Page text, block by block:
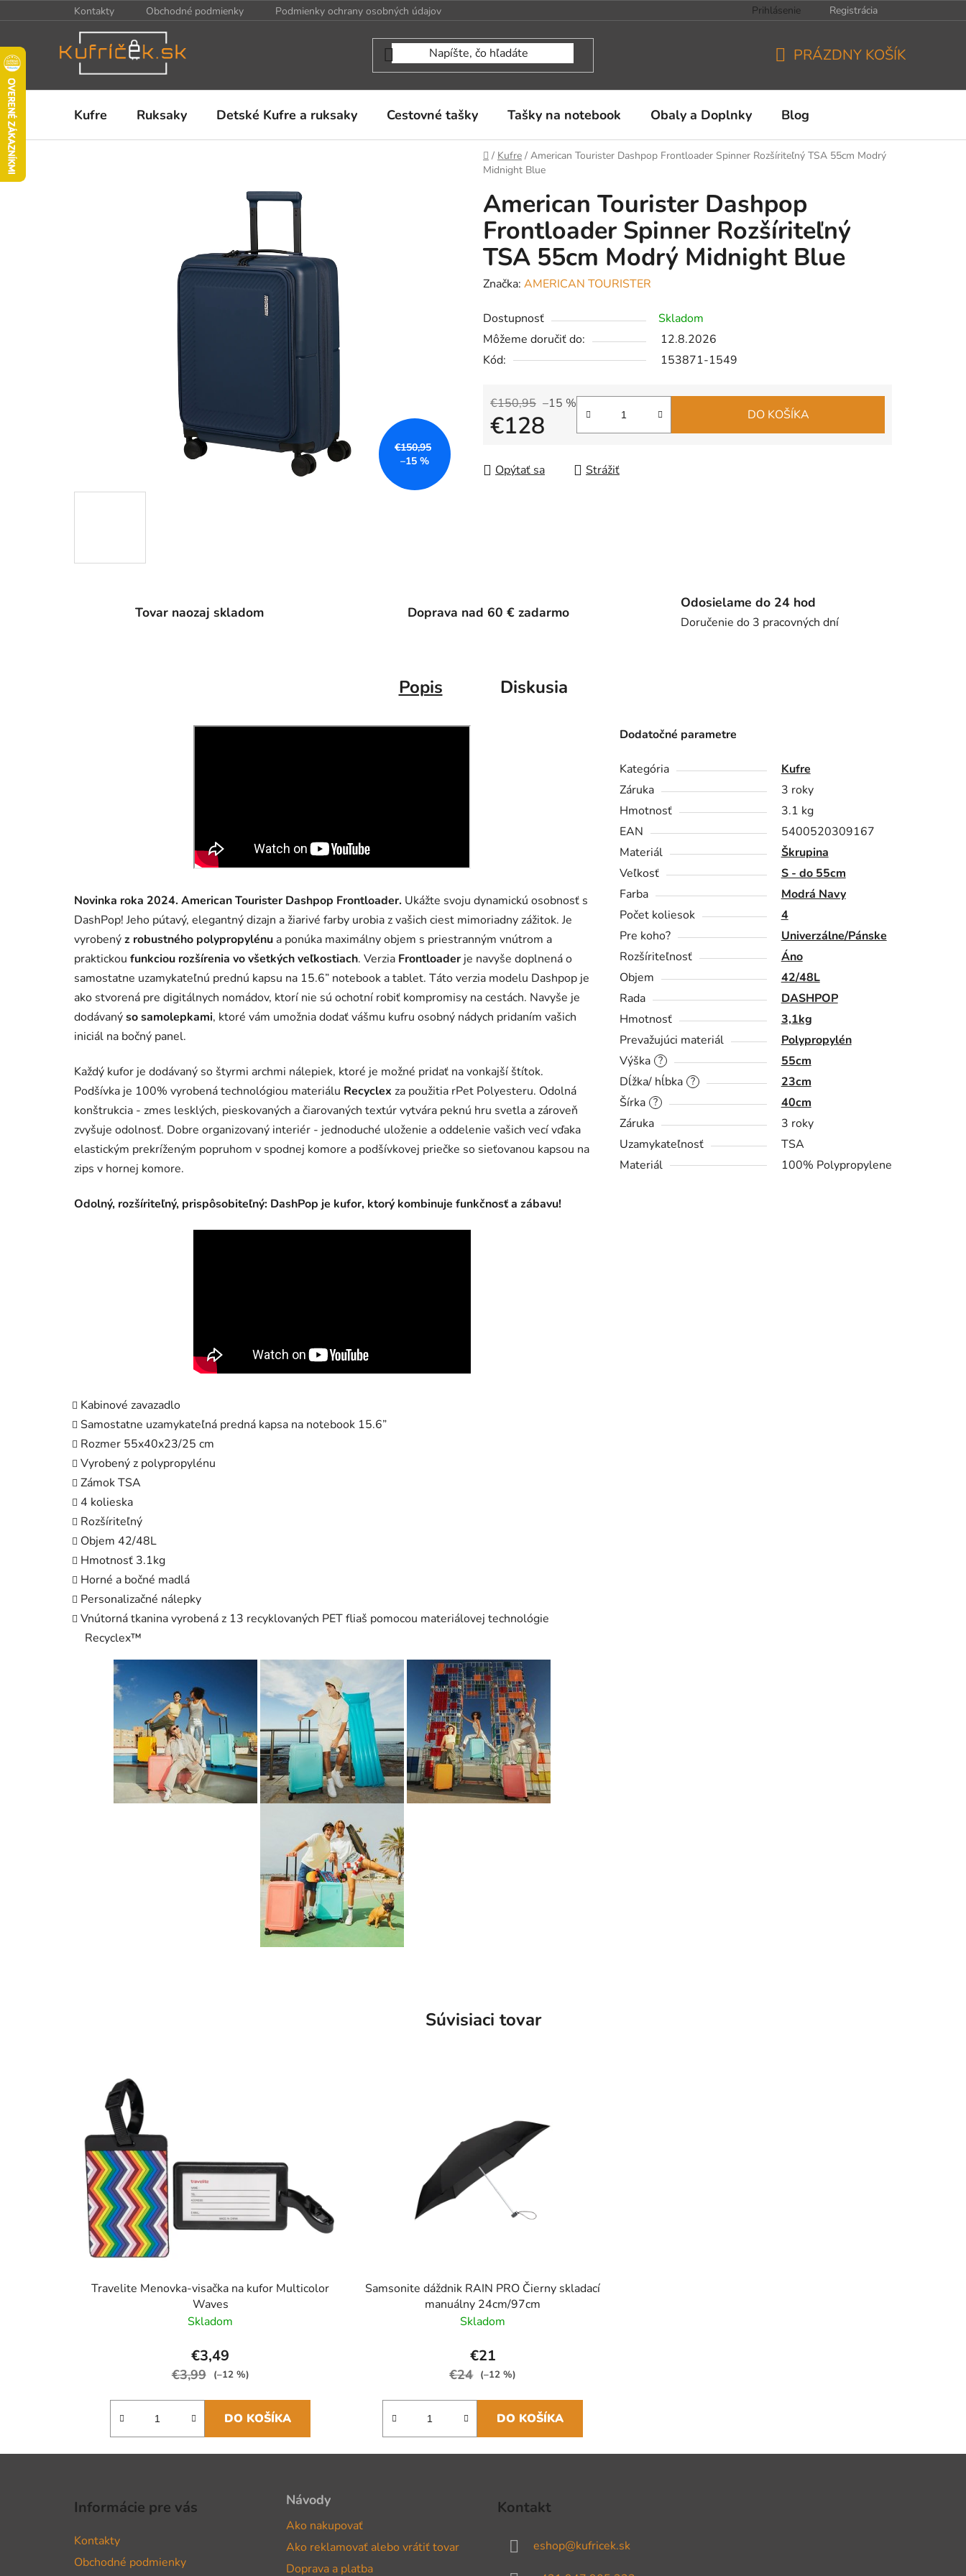
na
Kontakty Obchodné podmienky Podmienky ochrany osobných údajov Prihlásenie Registrácia
KOŠÍK
PRÁZDNY KOŠÍK
Kufre Ruksaky Detské Kufre a ruksaky Cestovné tašky Tašky na notebook Obaly a Doplnky Blog
Domov
/ Kufre / American Tourister Dashpop Frontloader Spinner Rozšíriteľný TSA 55cm Modrý
Midnight Blue
American Tourister Dashpop
Frontloader Spinner Rozšíriteľný
TSA 55cm Modrý Midnight Blue
Značka: AMERICAN TOURISTER
Dostupnosť
Skladom
Môžeme doručiť do:
12.8.2026
Kód:
153871-1549
€150,95 –15 %
€128 DO KOŠÍKA
Opýtať sa Strážiť
€150,95
–15 %
Tovar naozaj skladom Doprava nad 60 € zadarmo
Odosielame do 24 hod
Doručenie do 3 pracovných dní
Popis Diskusia
Novinka roka 2024. American Tourister Dashpop Frontloader. Ukážte svoju dynamickú osobnosť s
DashPop! Jeho pútavý, elegantný dizajn a žiarivé farby urobia z vašich ciest mimoriadny zážitok. Je
vyrobenýz robustného polypropylénu a ponúka maximálny objem s priestranným vnútrom a
praktickou funkciou rozšírenia vo všetkých veľkostiach. Verzia Frontloader je navyše doplnená o
samostatne uzamykateľnú prednú kapsu na 15.6” notebook a tablet. Táto verzia modelu Dashpop je
ako stvorená pre digitálnych nomádov, ktorí nie sú ochotní robiť kompromisy na cestách. Navyše je
dodávanýso samolepkami, ktoré vám umožnia dodať vášmu kufru osobný nádych pridaním vašich
iniciál na bočný panel.
Každý kufor je dodávaný so štyrmi archmi nálepiek, ktoré je možné pridať na vonkajší štítok.
Podšívka je 100% vyrobená technológiou materiálu Recyclex za použitia rPet Polyesteru. Odolná
konštrukcia - zmes lesklých, pieskovaných a čiarovaných textúr vytvára peknú hru svetla a zároveň
zvyšuje odolnosť. Dobre organizovaný interiér - jednoduché uloženie a oddelenie vašich vecí vďaka
elastickým prekríženým popruhom v spodnej komore a podšívkovej priečke so sieťovanou kapsou na
zips v hornej komore.
Odolný, rozšíriteľný, prispôsobiteľný: DashPop je kufor, ktorý kombinuje funkčnosť a zábavu!
Kabinové zavazadlo
Samostatne uzamykateľná predná kapsa na notebook 15.6”
Rozmer 55x40x23/25 cm
Vyrobený z polypropylénu
Zámok TSA
4 kolieska
Rozšíriteľný
Objem 42/48L
Hmotnosť 3.1kg
Horné a bočné madlá
Personalizačné nálepky
Vnútorná tkanina vyrobená z 13 recyklovaných PET fliaš pomocou materiálovej technológie
Recyclex™
Dodatočné parametre
Kategória
Kufre
Záruka
3 roky
Hmotnosť
3.1 kg
EAN
5400520309167
Materiál
Škrupina
Veľkosť
S - do 55cm
Farba
Modrá Navy
Počet koliesok
4
Pre koho?
Univerzálne/Pánske
Rozšíriteľnosť
Áno
Objem
42/48L
Rada
DASHPOP
Hmotnosť
3,1kg
Prevažujúci materiál
Polypropylén
?
Výška 55cm
?
Dĺžka/ hĺbka 23cm
?
Šírka
40cm
Záruka
3 roky
Uzamykateľnosť
TSA
Materiál
100% Polypropylene
Súvisiaci tovar
Travelite Menovka-visačka na kufor Multicolor
Waves
Skladom
€3,49
€3,99 (–12 %)
DO KOŠÍKA
Samsonite dáždnik RAIN PRO Čierny skladací
manuálny 24cm/97cm
Skladom
€21
€24 (–12 %)
DO KOŠÍKA
Informácie pre vás
Kontakty
Obchodné podmienky
Návody
Ako nakupovať
Ako reklamovať alebo vrátiť tovar
Doprava a platba
Kontakt
eshop@kufricek.sk